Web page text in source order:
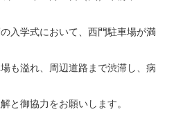
学式において、西門駐車場が満
も溢れ、周辺道路まで渋滞し、病
と御協力をお願いします。